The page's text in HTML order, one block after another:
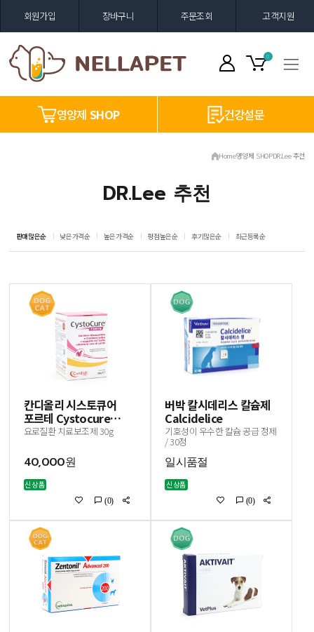
회원가입 장바구니 주문조회 고객지원
0
영양제 SHOP 건강설문
Home영양제 SHOPDR.Lee 추천
DR.Lee 추천
판매많은순 낮은가격순 높은가격순 평점높은순 후기많은순 최근등록순
칸디올리 시스토큐어
포르테 Cystocure
Forte
요로질환 치료보조제 30g
40,000원
신상품
(0)
버박 칼시데리스 칼슘제
Calcidelice
기호성이 우수한 칼슘 공급 정제
/ 30정
일시품절
신상품
(0)